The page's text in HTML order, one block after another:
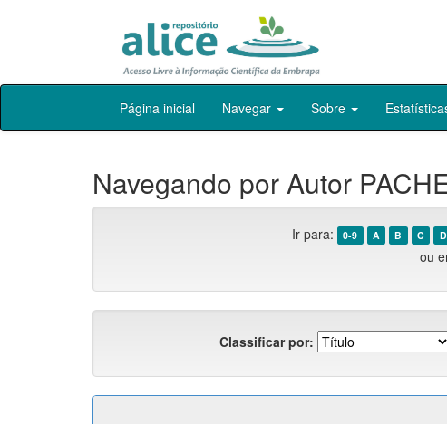
Skip
Página inicial Navegar Sobre
Navegando por Autor
Ir para: 0-9 A B C D
ou
Classificar por: